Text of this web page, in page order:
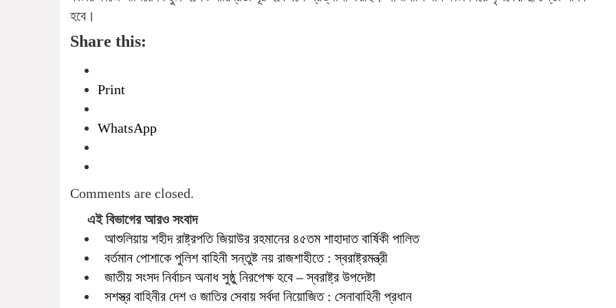
হবে।
Share this:
Print
WhatsApp
Comments are closed.
এই বিভাগের আরও সংবাদ
আশুলিয়ায় শহীদ রাষ্ট্রপতি জিয়াউর রহমানের ৪৫তম শাহাদাত বার্ষিকী পালিত
বর্তমান পোশাকে পুলিশ বাহিনী সন্তুষ্ট নয় রাজশাহীতে : স্বরাষ্ট্রমন্ত্রী
জাতীয় সংসদ নির্বাচন অনাধ সুষ্ঠু নিরপেক্ষ হবে – স্বরাষ্ট্র উপদেষ্টা
সশস্ত্র বাহিনীর দেশ ও জাতির সেবায় সর্বদা নিয়োজিত : সেনাবাহিনী প্রধান